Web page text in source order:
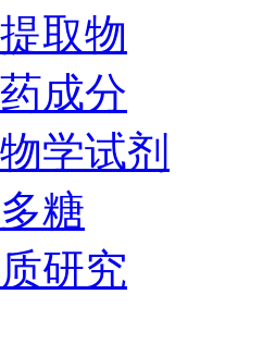
取物
成分
学试剂
糖
研究